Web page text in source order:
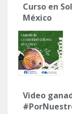
Curso en
México
Video